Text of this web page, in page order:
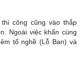
công cũng vào thắp
Ngoài việc khấn cùng
tổ nghề (Lỗ Ban) và